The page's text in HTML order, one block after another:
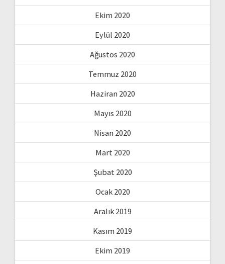
Ekim 2020
Eylül 2020
Ağustos 2020
Temmuz 2020
Haziran 2020
Mayıs 2020
Nisan 2020
Mart 2020
Şubat 2020
Ocak 2020
Aralık 2019
Kasım 2019
Ekim 2019